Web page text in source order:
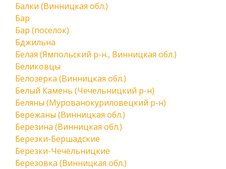
Балки (Винницкая обл.)
Бар
Бар (поселок)
Бджильна
Белая (Ямпольский р-н., Винницкая обл.)
Беликовцы
Белозерка (Винницкая обл.)
Белый Камень (Чечельницкий р-н)
Беляны (Мурованокуриловецкий р-н)
Бережаны (Винницкая обл.)
Березина (Винницкая обл.)
Березки-Бершадские
Березки-Чечельницкие
Березовка (Винницкая обл.)